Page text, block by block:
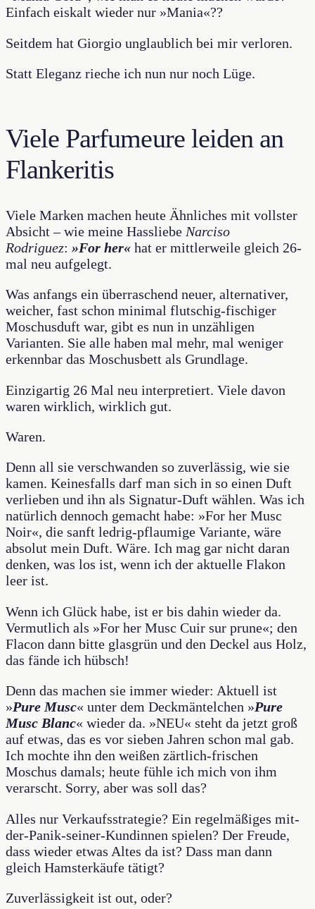
Einfach eiskalt wieder nur »Mania«??
Seitdem hat Giorgio unglaublich bei mir verloren.
Statt Eleganz rieche ich nun nur noch Lüge.
Viele Parfumeure leiden an
Flankeritis
Viele Marken machen heute Ähnliches mit vollster
Absicht – wie meine Hassliebe Narciso
Rodriguez: »For her« hat er mittlerweile gleich 26-
mal neu aufgelegt.
Was anfangs ein überraschend neuer, alternativer,
weicher, fast schon minimal flutschig-fischiger
Moschusduft war, gibt es nun in unzähligen
Varianten. Sie alle haben mal mehr, mal weniger
erkennbar das Moschusbett als Grundlage.
Einzigartig 26 Mal neu interpretiert. Viele davon
waren wirklich, wirklich gut.
Waren.
Denn all sie verschwanden so zuverlässig, wie sie
kamen. Keinesfalls darf man sich in so einen Duft
verlieben und ihn als Signatur-Duft wählen. Was ich
natürlich dennoch gemacht habe: »For her Musc
Noir«, die sanft ledrig-pflaumige Variante, wäre
absolut mein Duft. Wäre. Ich mag gar nicht daran
denken, was los ist, wenn ich der aktuelle Flakon
leer ist.
Wenn ich Glück habe, ist er bis dahin wieder da.
Vermutlich als »For her Musc Cuir sur prune«; den
Flacon dann bitte glasgrün und den Deckel aus Holz,
das fände ich hübsch!
Denn das machen sie immer wieder: Aktuell ist
»Pure Musc« unter dem Deckmäntelchen »Pure
Musc Blanc« wieder da. »NEU« steht da jetzt groß
auf etwas, das es vor sieben Jahren schon mal gab.
Ich mochte ihn den weißen zärtlich-frischen
Moschus damals; heute fühle ich mich von ihm
verarscht. Sorry, aber was soll das?
Alles nur Verkaufsstrategie? Ein regelmäßiges mit-
der-Panik-seiner-Kundinnen spielen? Der Freude,
dass wieder etwas Altes da ist? Dass man dann
gleich Hamsterkäufe tätigt?
Zuverlässigkeit ist out, oder?